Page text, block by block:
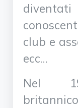
club e
ecc…
Nel